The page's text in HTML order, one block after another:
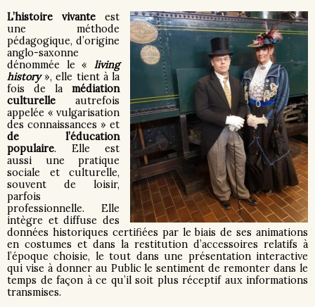
L’histoire vivante est
une méthode
pédagogique, d’origine
anglo-saxonne
dénommée le « living
history», elle tient à la
fois de la médiation
culturelle autrefois
appelée « vulgarisation
des connaissances » et
de l’éducation
populaire. Elle est
aussi une pratique
sociale et culturelle,
souvent de loisir,
parfois
professionnelle. Elle
intègre et diffuse des
données historiques certifiées par le biais de ses animations
en costumes et dans la restitution d’accessoires relatifs à
l’époque choisie, le tout dans une présentation interactive
qui vise à donner au Public le sentiment de remonter dans le
temps de façon à ce qu’il soit plus réceptif aux informations
transmises.